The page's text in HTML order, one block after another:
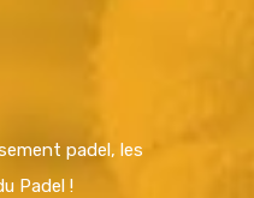
padel, les
Padel !